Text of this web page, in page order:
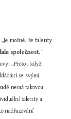
možné, že talenty
společnost."
„Proto i když
se svými
nemá takovou
talenty a
nadřazování